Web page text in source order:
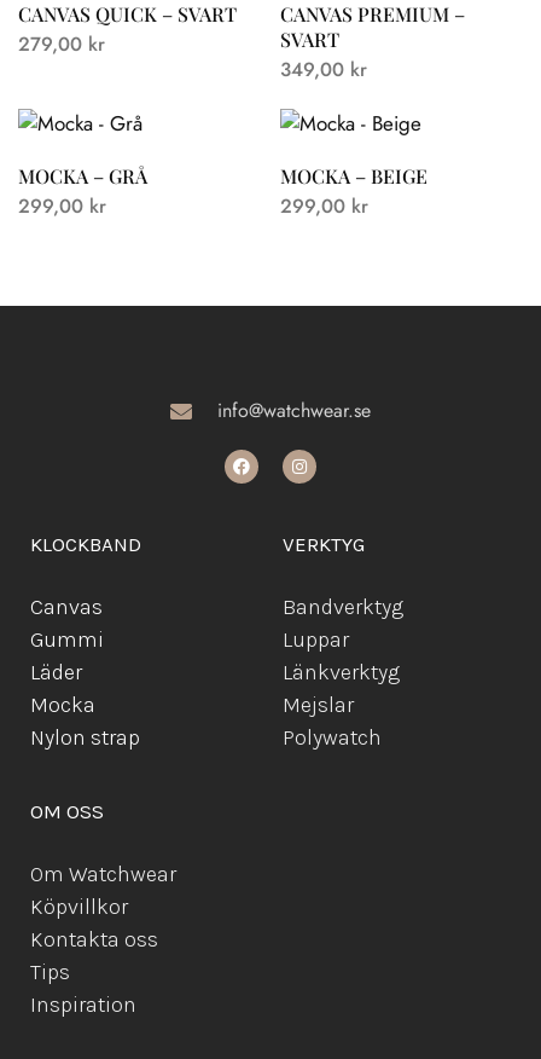
CANVAS QUICK – SVART
279,00 kr
CANVAS PREMIUM –
SVART
349,00 kr
MOCKA – GRÅ
299,00 kr
MOCKA – BEIGE
299,00 kr
info@watchwear.se
KLOCKBAND
Canvas
Gummi
Läder
Mocka
Nylon strap
VERKTYG
Bandverktyg
Luppar
Länkverktyg
Mejslar
Polywatch
OM OSS
Om Watchwear
Köpvillkor
Kontakta oss
Tips
Inspiration